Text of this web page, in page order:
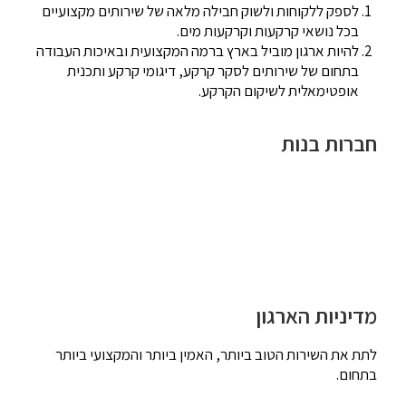
לספק ללקוחות ולשוק חבילה מלאה של שירותים מקצועיים
בכל נושאי קרקעות וקרקעות מים.
להיות ארגון מוביל בארץ ברמה המקצועית ובאיכות העבודה
בתחום של שירותים לסקר קרקע, דיגומי קרקע ותכנית
אופטימאלית לשיקום הקרקע.
חברות בנות
מדיניות הארגון
לתת את השירות הטוב ביותר, האמין ביותר והמקצועי ביותר
בתחום.